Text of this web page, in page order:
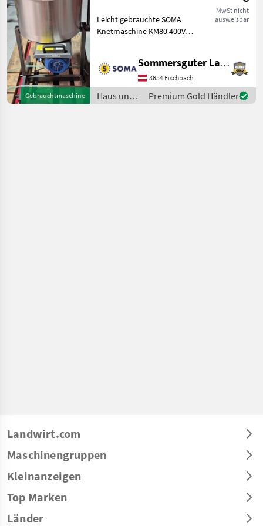
Gebrauchtmaschine
MwSt nicht
ausweisbar
Leicht gebrauchte SOMA
Knetmaschine KM80 400V
Maschine ist beim Kunden
und kann unter der
Telefonnummer - besichtigt
werden. H
Sommersguter Landmaschinen GmbH
8654 Fischbach
Haus und
Garten /
Premium Gold Händler
Landwirt.com
Maschinengruppen
Kleinanzeigen
Top Marken
Länder